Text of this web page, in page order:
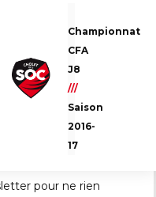
Championnat
CFA
J8
///
Saison
2016-
17
pour ne rien